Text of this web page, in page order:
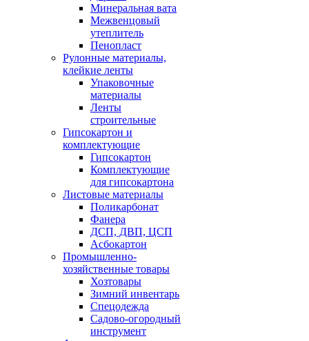
Минеральная вата
Межвенцовый
утеплитель
Пенопласт
Рулонные материалы,
клейкие ленты
Упаковочные
материалы
Ленты
строительные
Гипсокартон и
комплектующие
Гипсокартон
Комплектующие
для гипсокартона
Листовые материалы
Поликарбонат
Фанера
ДСП, ДВП, ЦСП
Асбокартон
Промышленно-
хозяйственные товары
Хозтовары
Зимний инвентарь
Спецодежда
Садово-огородный
инструмент